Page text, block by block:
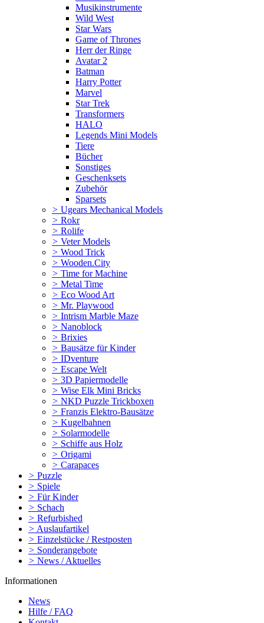
Musikinstrumente
Wild West
Star Wars
Game of Thrones
Herr der Ringe
Avatar 2
Batman
Harry Potter
Marvel
Star Trek
Transformers
HALO
Legends Mini Models
Tiere
Bücher
Sonstiges
Geschenksets
Zubehör
Sparsets
> Ugears Mechanical Models
> Rokr
> Rolife
> Veter Models
> Wood Trick
> Wooden.City
> Time for Machine
> Metal Time
> Eco Wood Art
> Mr. Playwood
> Intrism Marble Maze
> Nanoblock
> Brixies
> Bausätze für Kinder
> IDventure
> Escape Welt
> 3D Papiermodelle
> Wise Elk Mini Bricks
> NKD Puzzle Trickboxen
> Franzis Elektro-Bausätze
> Kugelbahnen
> Solarmodelle
> Schiffe aus Holz
> Origami
> Carapaces
> Puzzle
> Spiele
> Für Kinder
> Schach
> Refurbished
> Auslaufartikel
> Einzelstücke / Restposten
> Sonderangebote
> News / Aktuelles
Informationen
News
Hilfe / FAQ